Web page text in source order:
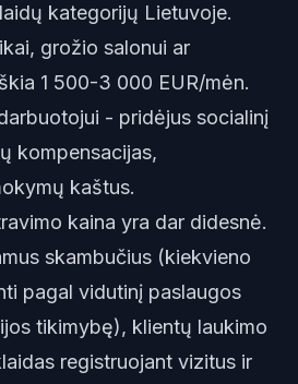
kategorijų Lietuvoje.
grožio salonui ar
1 500-3 000 EUR/mėn.
- pridėjus socialinį
kompensacijas,
kaštus.
kaina yra dar didesnė.
skambučius (kiekvieno
pagal vidutinį paslaugos
tikimybę), klientų laukimo
registruojant vizitus ir